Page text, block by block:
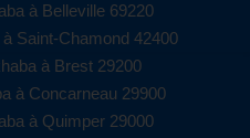
à Belleville 69220
Saint-Chamond 42400
à Brest 29200
à Concarneau 29900
à Quimper 29000